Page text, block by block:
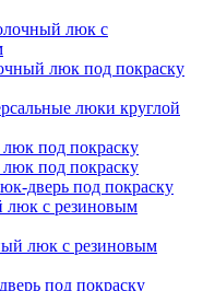
люк с
люк под покраску
люки круглой
под покраску
под покраску
дверь под покраску
с резиновым
люк с резиновым
под покраску